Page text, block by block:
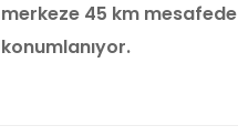
merkeze 45 km mesafede
konumlanıyor.